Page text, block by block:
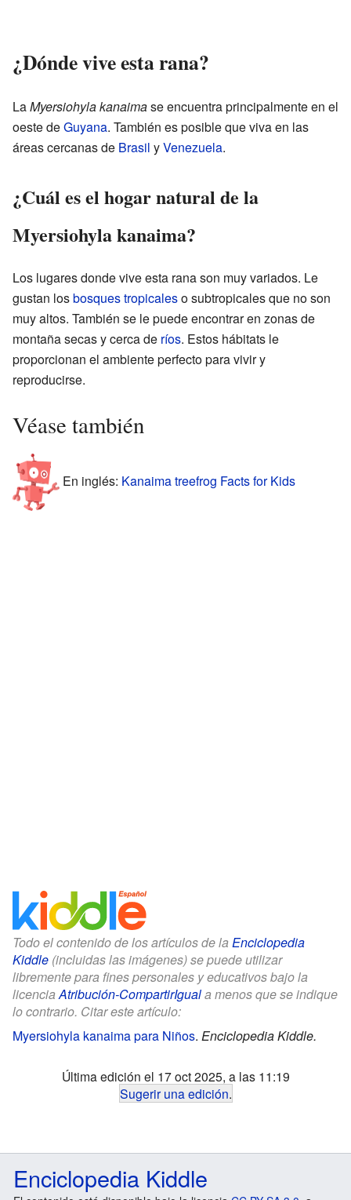
¿Dónde vive esta rana?
LaMyersiohyla kanaimase encuentra principalmente en el
oeste deGuyana. También es posible que viva en las
áreas cercanas de Brasil yVenezuela.
¿Cuál es el hogar natural de la
Myersiohyla kanaima?
Los lugares donde vive esta rana son muy variados. Le
gustan losbosques tropicaleso subtropicales que no son
muy altos. También se le puede encontrar en zonas de
montaña secas y cerca de ríos. Estos hábitats le
proporcionan el ambiente perfecto para vivir y
reproducirse.
Véase también
En inglés: Kanaima treefrog Facts for Kids
Todo el contenido de los artículos de la Enciclopedia
Kiddle (incluidas las imágenes) se puede utilizar
libremente para fines personales y educativos bajo la
licenciaAtribución-CompartirIguala menos que se indique
lo contrario. Citar este artículo:
Myersiohyla kanaima para Niños. Enciclopedia Kiddle.
Última edición el 17 oct 2025, a las 11:19
Sugerir una edición.
Enciclopedia Kiddle